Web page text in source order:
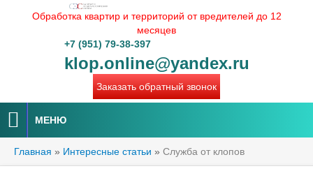
Обработка квартир и территорий от вредителей до 12
месяцев
+7 (951) 79-38-397
klop.online@yandex.ru
Заказать обратный звонок
МЕНЮ
Главная » Интересные статьи » Служба от клопов